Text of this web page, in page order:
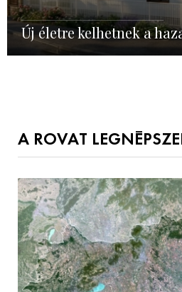
Új életre kelhetnek a
A ROVAT